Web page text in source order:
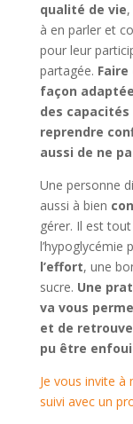
qualité de vie
à en parler et
pour leur
partagée.
façon
des
reprendre
aussi de ne
Une personne
aussi à bien
gérer. Il est
l’hypoglycémie
l’effort, une
sucre. Une
va vous
et de
pu être
Je vous invite à
suivi avec un